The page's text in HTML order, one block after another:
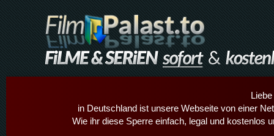
in Deutschland ist unsere Webseite von einer
Wie ihr diese Sperre einfach, legal und kostenlos